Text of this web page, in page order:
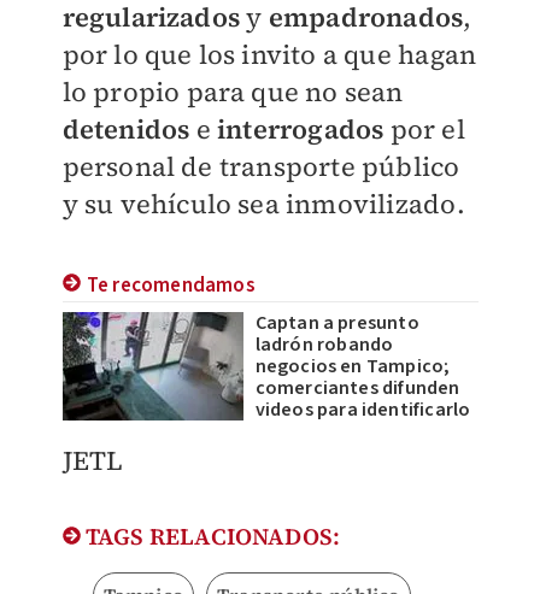
regularizadosy empadronados,
por lo que los invito a que hagan
lo propio para que no sean
detenidos e interrogados por el
personal de transporte público
y su vehículo sea inmovilizado.
Te recomendamos
Captan a presunto
ladrón robando
negocios en Tampico;
comerciantes difunden
videos para identificarlo
JETL
TAGS RELACIONADOS: